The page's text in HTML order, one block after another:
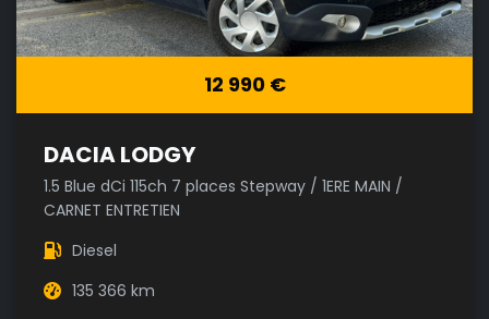
12 990 €
DACIA LODGY
1.5 Blue dCi 115ch 7 places Stepway / 1ERE MAIN /
CARNET ENTRETIEN
Diesel
135 366 km